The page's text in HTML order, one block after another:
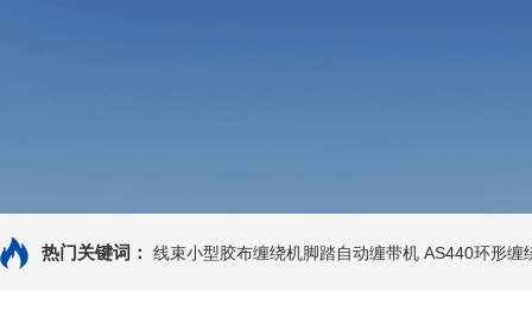
热门关键词： 线束小型胶布缠绕机脚踏自动缠带机 AS440环形缠